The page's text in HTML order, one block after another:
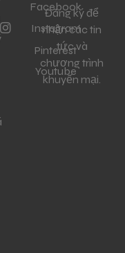
Facebook
Instagram
Pinterest
Youtube
Đăng ký để
nhận các tin
tức và
chương trình
khuyến mại.